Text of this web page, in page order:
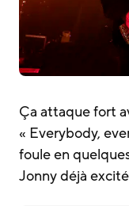
Ça attaque fort
« Everybody,
foule en
Jonny déjà